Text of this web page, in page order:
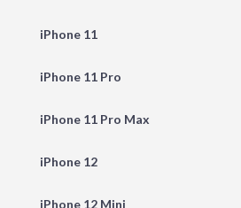
iPhone 11
iPhone 11 Pro
iPhone 11 Pro Max
iPhone 12
iPhone 12 Mini